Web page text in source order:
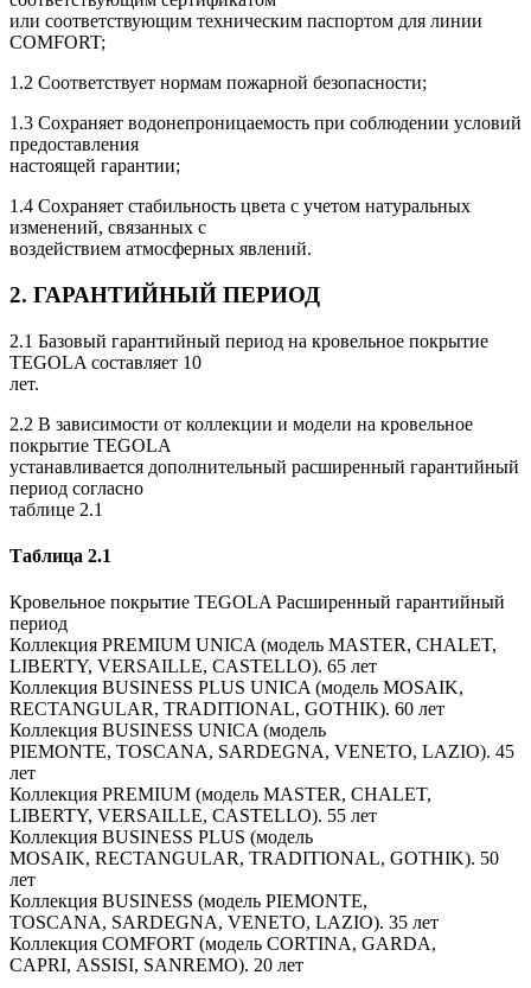
или соответствующим техническим паспортом для линии
COMFORT;
1.2 Соответствует нормам пожарной безопасности;
1.3 Сохраняет водонепроницаемость при соблюдении условий
предоставления
настоящей гарантии;
1.4 Сохраняет стабильность цвета с учетом натуральных
изменений, связанных с
воздействием атмосферных явлений.
2. ГАРАНТИЙНЫЙ ПЕРИОД
2.1 Базовый гарантийный период на кровельное покрытие
TEGOLA составляет 10
лет.
2.2 В зависимости от коллекции и модели на кровельное
покрытие TEGOLA
устанавливается дополнительный расширенный гарантийный
период согласно
таблице 2.1
Таблица 2.1
Кровельное покрытие TEGOLA Расширенный гарантийный
период
Коллекция PREMIUM UNICA (модель MASTER, CHALET,
LIBERTY, VERSAILLE, CASTELLO). 65 лет
Коллекция BUSINESS PLUS UNICA (модель MOSAIK,
RECTANGULAR, TRADITIONAL, GOTHIK). 60 лет
Коллекция BUSINESS UNICA (модель
PIEMONTE, TOSCANA, SARDEGNA, VENETO, LAZIO). 45
лет
Коллекция PREMIUM (модель MASTER, CHALET,
LIBERTY, VERSAILLE, CASTELLO). 55 лет
Коллекция BUSINESS PLUS (модель
MOSAIK, RECTANGULAR, TRADITIONAL, GOTHIK). 50
лет
Коллекция BUSINESS (модель PIEMONTE,
TOSCANA, SARDEGNA, VENETO, LAZIO). 35 лет
Коллекция COMFORT (модель CORTINA, GARDA,
CAPRI, ASSISI, SANREMO). 20 лет